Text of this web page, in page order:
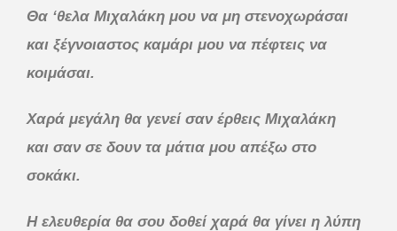
Θα ‘θελα Μιχαλάκη μου να μη στενοχωράσαι
και ξέγνοιαστος καμάρι μου να πέφτεις να
κοιμάσαι.
Χαρά μεγάλη θα γενεί σαν έρθεις Μιχαλάκη
και σαν σε δουν τα μάτια μου απέξω στο
σοκάκι.
Η ελευθερία θα σου δοθεί χαρά θα γίνει η λύπη